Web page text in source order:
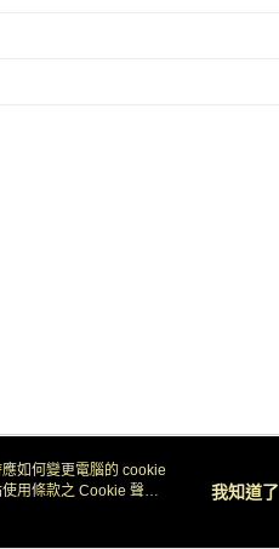
如何變更電腦的 cookie
用條款之 Cookie 聲明
我知道了